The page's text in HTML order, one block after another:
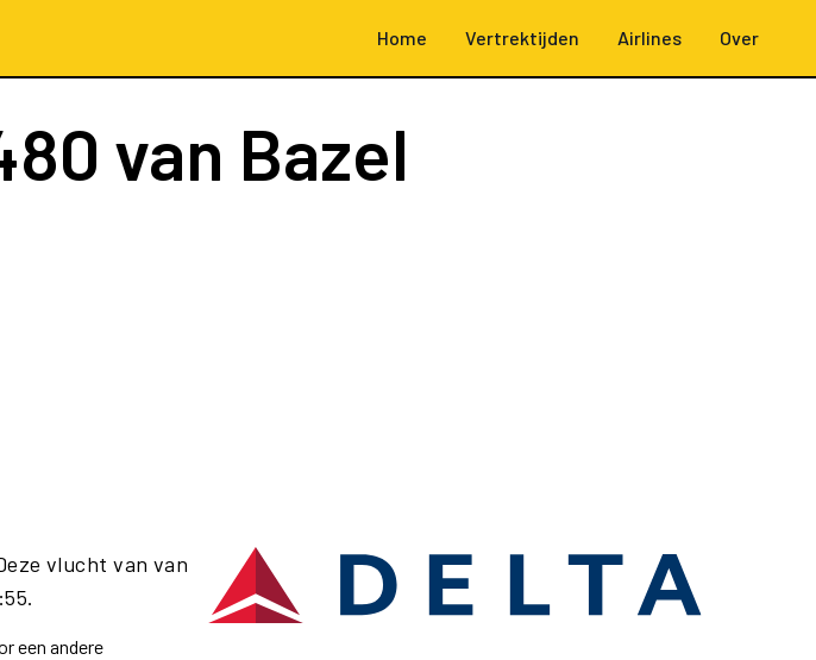
Home Vertrektijden Airlines Over
van Bazel
vlucht van van
een andere